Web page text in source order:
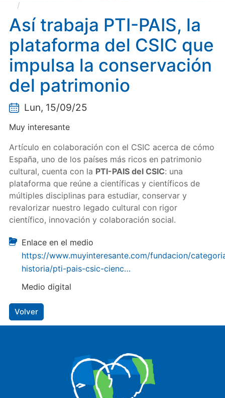
impulsa la conservación del patrimonio
Así trabaja PTI-PAIS, la
plataforma del CSIC que
impulsa la conservación
del patrimonio
Lun, 15/09/25
Muy interesante
Artículo en colaboración con el CSIC acerca de cómo
España, uno de los países más ricos en patrimonio
cultural, cuenta con la PTI-PAIS del CSIC: una
plataforma que reúne a científicas y científicos de
múltiples disciplinas para estudiar, conservar y
revalorizar nuestro legado cultural con rigor
científico, innovación y colaboración social.
Enlace en el medio
https://www.muyinteresante.com/fundacion/
historia/pti-pais-csic-cienc…
Medio digital
Volver